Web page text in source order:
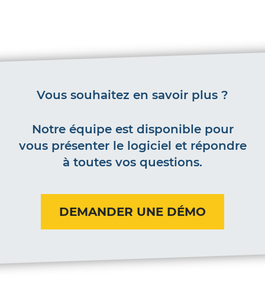
Vous souhaitez en savoir plus ?
Notre équipe est disponible pour
vous présenter le logiciel et répondre
à toutes vos questions.
DEMANDER UNE DÉMO